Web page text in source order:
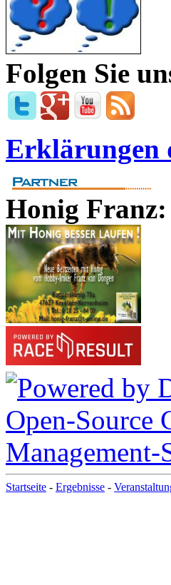
Folgen Sie
Erklärungen
Honig Franz:
Startseite - Ergebnisse -